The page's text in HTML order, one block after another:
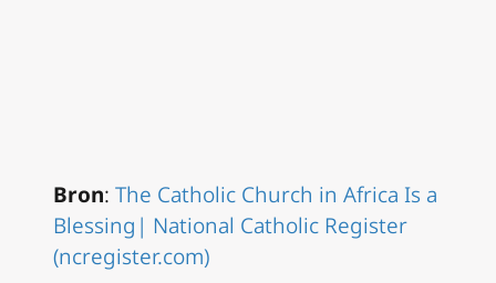
Bron: The Catholic Church in Africa Is a
Blessing| National Catholic Register
(ncregister.com)